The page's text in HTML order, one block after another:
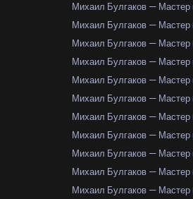
Михаил Булгаков — Мастер
Михаил Булгаков — Мастер
Михаил Булгаков — Мастер
Михаил Булгаков — Мастер
Михаил Булгаков — Мастер
Михаил Булгаков — Мастер
Михаил Булгаков — Мастер
Михаил Булгаков — Мастер
Михаил Булгаков — Мастер
Михаил Булгаков — Мастер
Михаил Булгаков — Мастер